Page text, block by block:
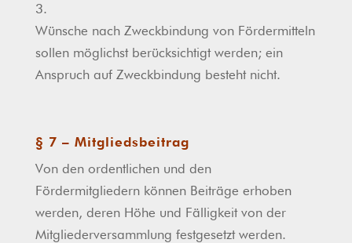
3.
Wünsche nach Zweckbindung von Fördermitteln
sollen möglichst berücksichtigt werden; ein
Anspruch auf Zweckbindung besteht nicht.
§ 7 – Mitgliedsbeitrag
Von den ordentlichen und den
Fördermitgliedern können Beiträge erhoben
werden, deren Höhe und Fälligkeit von der
Mitgliederversammlung festgesetzt werden.